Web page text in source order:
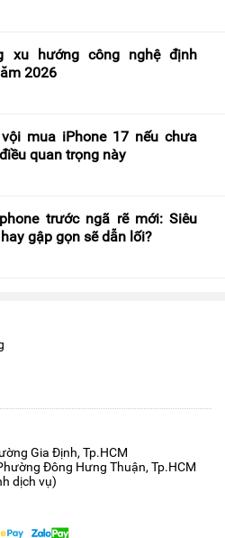
xu hướng công nghệ định
2026
mua iPhone 17 nếu chưa
quan trọng này
trước ngã rẽ mới: Siêu
gập gọn sẽ dẫn lối?
Gia Định, Tp.HCM
Đông Hưng Thuận, Tp.HCM
dịch vụ)